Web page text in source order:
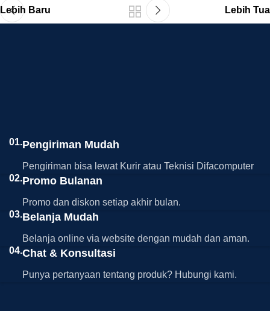
Lebih Baru Lebih Tua
01.Pengiriman Mudah
Pengiriman bisa lewat Kurir atau Teknisi Difacomputer
02.Promo Bulanan
Promo dan diskon setiap akhir bulan.
03.Belanja Mudah
Belanja online via website dengan mudah dan aman.
04.Chat & Konsultasi
Punya pertanyaan tentang produk? Hubungi kami.